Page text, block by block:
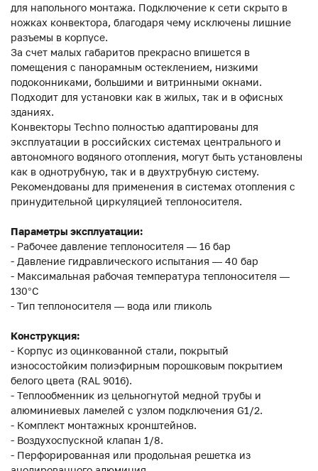
для напольного монтажа. Подключение к сети скрыто в
ножках конвектора, благодаря чему исключены лишние
разъемы в корпусе.
За счет малых габаритов прекрасно впишется в
помещения с панорамным остеклением, низкими
подоконниками, большими и витринными окнами.
Подходит для установки как в жилых, так и в офисных
зданиях.
Конвекторы Techno полностью адаптированы для
эксплуатации в российских системах центрального и
автономного водяного отопления, могут быть установлены
как в однотрубную, так и в двухтрубную систему.
Рекомендованы для применения в системах отопления с
принудительной циркуляцией теплоносителя.
Параметры эксплуатации:
- Рабочее давление теплоносителя — 16 бар
- Давление гидравлического испытания — 40 бар
- Максимальная рабочая температура теплоносителя —
130°С
- Тип теплоносителя — вода или гликоль
Конструкция:
- Корпус из оцинкованной стали, покрытый
износостойким полиэфирным порошковым покрытием
белого цвета (RAL 9016).
- Теплообменник из цельногнутой медной трубы и
алюминиевых ламелей с узлом подключения G1/2.
- Комплект монтажных кронштейнов.
- Воздухоспускной клапан 1/8.
- Перфорированная или продольная решетка из